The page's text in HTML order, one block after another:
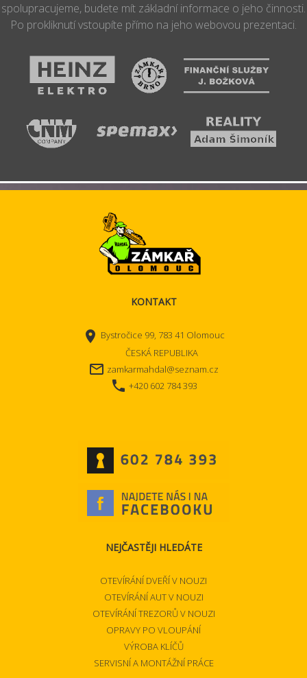
spolupracujeme, budete mít základní informace o jeho činnosti.
Po prokliknutí vstoupíte přímo na jeho webovou prezentaci.
KONTAKT
place Bystročice 99, 783 41 Olomouc
ČESKÁ REPUBLIKA
mail_outline zamkarmahdal@seznam.cz
local_phone +420 602 784 393
NEJČASTĚJI HLEDÁTE
OTEVÍRÁNÍ DVEŘÍ V NOUZI
OTEVÍRÁNÍ AUT V NOUZI
OTEVÍRÁNÍ TREZORŮ V NOUZI
OPRAVY PO VLOUPÁNÍ
VÝROBA KLÍČŮ
SERVISNÍ A MONTÁŽNÍ PRÁCE